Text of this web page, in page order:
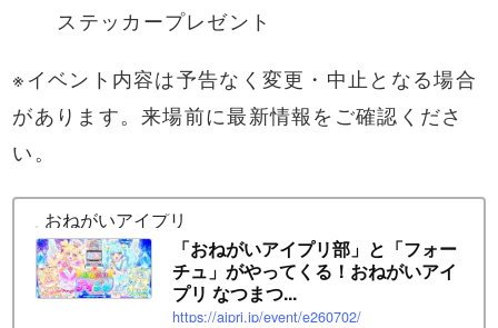
ステッカープレゼント
※イベント内容は予告なく変更・中止となる場合
があります。来場前に最新情報をご確認くださ
い。
おねがいアイプリ
「おねがいアイプリ部」と「フォー
チュ」がやってくる！おねがいアイ
プリ なつまつ...
https://aipri.jp/event/e260702/